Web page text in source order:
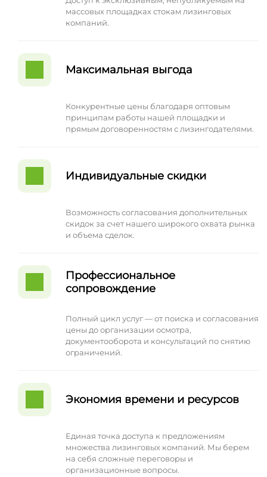
массовых площадках стокам лизинговых
компаний.
Максимальная выгода
Конкурентные цены благодаря оптовым
принципам работы нашей площадки и
прямым договоренностям с лизингодателями.
Индивидуальные скидки
Возможность согласования дополнительных
скидок за счет нашего широкого охвата рынка
и объема сделок.
Профессиональное
сопровождение
Полный цикл услуг — от поиска и согласования
цены до организации осмотра,
документооборота и консультаций по снятию
ограничений.
Экономия времени и ресурсов
Единая точка доступа к предложениям
множества лизинговых компаний. Мы берем
на себя сложные переговоры и
организационные вопросы.